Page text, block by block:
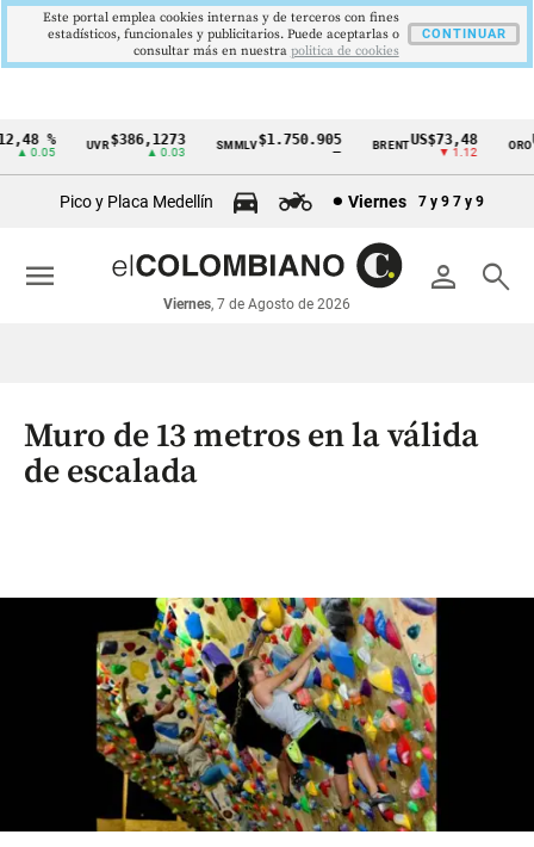
Cintillo
económicos
Colombia
%
▲ 0.05
UVR$386,1273
▲ 0.03
SMMLV$1.750.905 BRENTUS$73,48
▼ 1.12
ORO
Pico y Placa Medellín Viernes 7 y 9 7 y 9
person search
Viernes, 7 de Agosto de 2026
menu
Muro de 13 metros en la válida
de escalada
Este portal emplea cookies internas y de terceros con fines
estadísticos, funcionales y publicitarios. Puede aceptarlas o
consultar más en nuestra politica de cookies
CONTINUAR